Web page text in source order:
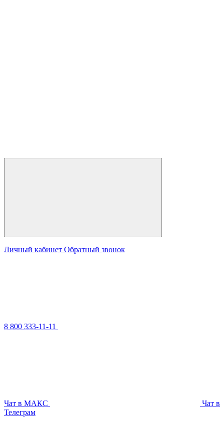
Личный кабинет Обратный звонок
8 800 333-11-11
Чат в МАКС
Чат в
Телеграм